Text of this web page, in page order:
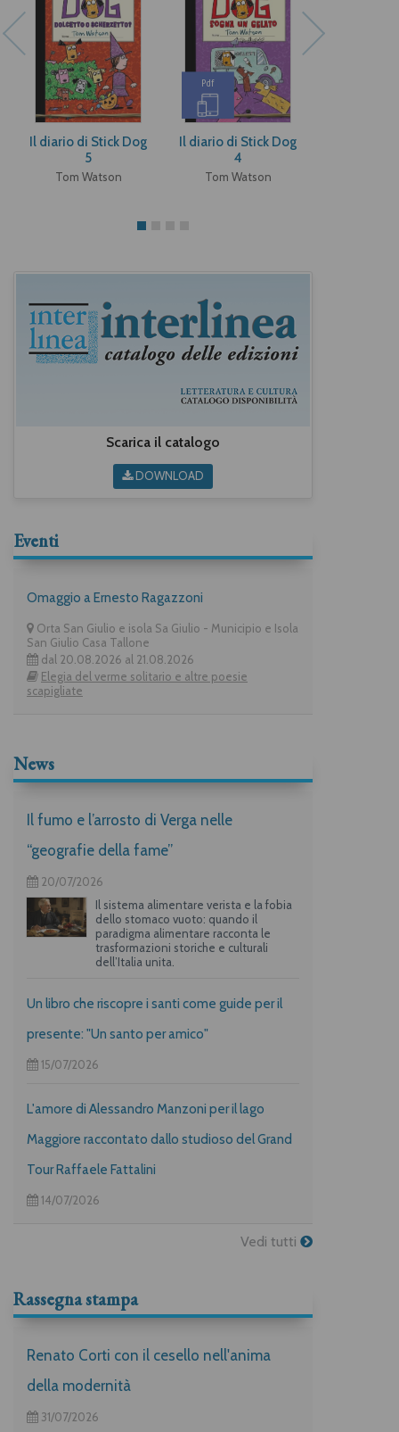
Il diario di Stick Dog
5
Tom Watson
Pdf
Il diario di Stick Dog
4
Tom Watson
Scarica il catalogo
DOWNLOAD
Eventi
Omaggio a Ernesto Ragazzoni
Orta San Giulio e isola Sa Giulio - Municipio e Isola
San Giulio Casa Tallone
dal 20.08.2026 al 21.08.2026
Elegia del verme solitario e altre poesie
scapigliate
News
Il fumo e l’arrosto di Verga nelle
“geografie della fame”
20/07/2026
Il sistema alimentare verista e la fobia
dello stomaco vuoto: quando il
paradigma alimentare racconta le
trasformazioni storiche e culturali
dell’Italia unita.
Un libro che riscopre i santi come guide per il
presente: "Un santo per amico"
15/07/2026
L'amore di Alessandro Manzoni per il lago
Maggiore raccontato dallo studioso del Grand
Tour Raffaele Fattalini
14/07/2026
Vedi tutti
Rassegna stampa
Renato Corti con il cesello nell'anima
della modernità
31/07/2026